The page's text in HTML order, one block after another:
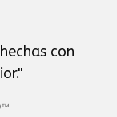
con
"